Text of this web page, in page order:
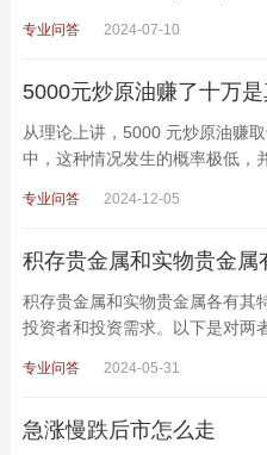
专业问答 2024-07-10
5000元炒原油赚了十万是
从理论上讲，5000 元炒原油赚
中，这种情况发生的概率极低，
专业问答 2024-12-05
积存贵金属和实物贵金
积存贵金属和实物贵金属各有其
投资者和投资需求。以下是对两
专业问答 2024-05-31
急涨慢跌后市怎么走